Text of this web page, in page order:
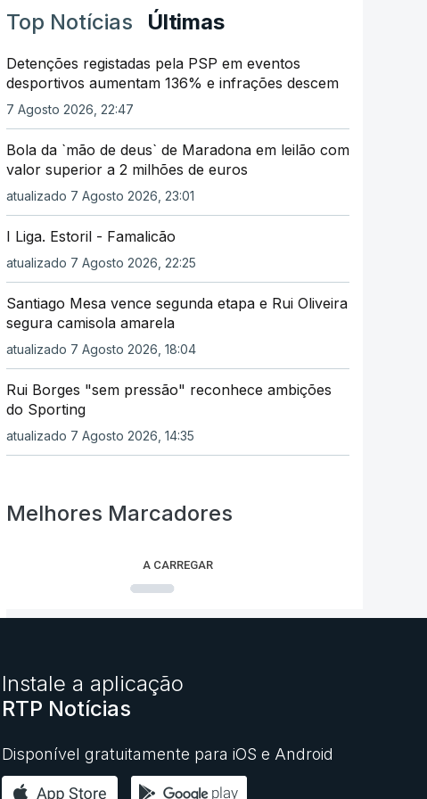
Top Notícias Últimas
Detenções registadas pela PSP em eventos
desportivos aumentam 136% e infrações descem
7 Agosto 2026, 22:47
Bola da `mão de deus` de Maradona em leilão com
valor superior a 2 milhões de euros
atualizado 7 Agosto 2026, 23:01
I Liga. Estoril - Famalicão
atualizado 7 Agosto 2026, 22:25
Santiago Mesa vence segunda etapa e Rui Oliveira
segura camisola amarela
atualizado 7 Agosto 2026, 18:04
Rui Borges "sem pressão" reconhece ambições
do Sporting
atualizado 7 Agosto 2026, 14:35
Melhores Marcadores
A CARREGAR
Instale a aplicação
RTP Notícias
Disponível gratuitamente para iOS e Android